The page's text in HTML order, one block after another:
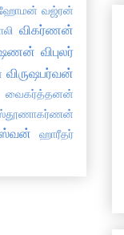
வஜ்ரன்
விகர்ணன்
விபுலர்
விருஷபர்வன்
வைகர்த்தனன்
ஹாரீதர்